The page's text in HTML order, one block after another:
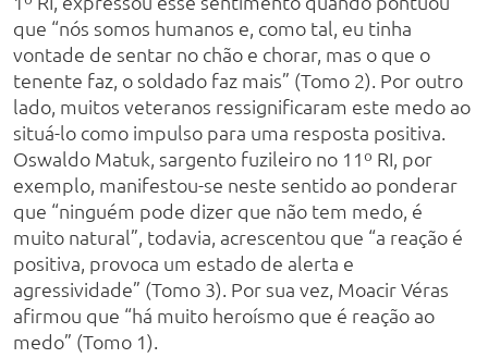
que “nós somos humanos e, como tal, eu tinha
vontade de sentar no chão e chorar, mas o que o
tenente faz, o soldado faz mais” (Tomo 2). Por outro
lado, muitos veteranos ressignificaram este medo ao
situá-lo como impulso para uma resposta positiva.
Oswaldo Matuk, sargento fuzileiro no 11º RI, por
exemplo, manifestou-se neste sentido ao ponderar
que “ninguém pode dizer que não tem medo, é
muito natural”, todavia, acrescentou que “a reação é
positiva, provoca um estado de alerta e
agressividade” (Tomo 3). Por sua vez, Moacir Véras
afirmou que “há muito heroísmo que é reação ao
medo” (Tomo 1).